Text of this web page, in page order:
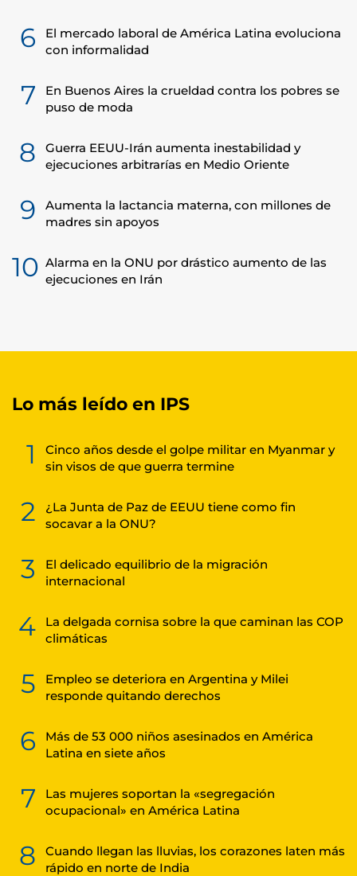
6
El mercado laboral de América Latina evoluciona
con informalidad
7
En Buenos Aires la crueldad contra los pobres se
puso de moda
8
Guerra EEUU-Irán aumenta inestabilidad y
ejecuciones arbitrarías en Medio Oriente
9
Aumenta la lactancia materna, con millones de
madres sin apoyos
10 Alarma en la ONU por drástico aumento de las
ejecuciones en Irán
Lo más leído en IPS
1
Cinco años desde el golpe militar en Myanmar y
sin visos de que guerra termine
2
¿La Junta de Paz de EEUU tiene como fin
socavar a la ONU?
3
El delicado equilibrio de la migración
internacional
4
La delgada cornisa sobre la que caminan las COP
climáticas
5
Empleo se deteriora en Argentina y Milei
responde quitando derechos
6
Más de 53 000 niños asesinados en América
Latina en siete años
7
Las mujeres soportan la «segregación
ocupacional» en América Latina
8
Cuando llegan las lluvias, los corazones laten más
rápido en norte de India